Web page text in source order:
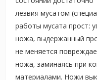
лезвия мусатом
работы мусата прост:
ножа, выдержанный
не меняется
ножа, заминаясь при
материалами. Ножи